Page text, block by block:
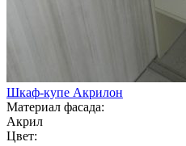
Шкаф-купе Акрилон
Материал фасада:
Акрил
Цвет: